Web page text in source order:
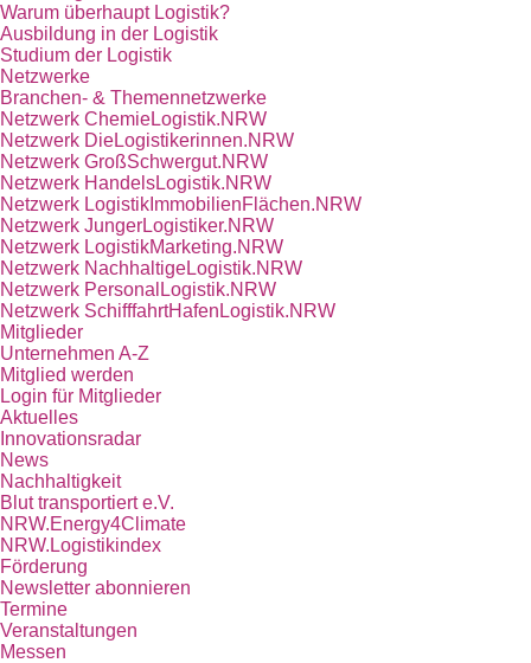
Warum überhaupt Logistik?
Ausbildung in der Logistik
Studium der Logistik
Netzwerke
Branchen- & Themennetzwerke
Netzwerk ChemieLogistik.NRW
Netzwerk DieLogistikerinnen.NRW
Netzwerk GroßSchwergut.NRW
Netzwerk HandelsLogistik.NRW
Netzwerk LogistikImmobilienFlächen.NRW
Netzwerk JungerLogistiker.NRW
Netzwerk LogistikMarketing.NRW
Netzwerk NachhaltigeLogistik.NRW
Netzwerk PersonalLogistik.NRW
Netzwerk SchifffahrtHafenLogistik.NRW
Mitglieder
Unternehmen A-Z
Mitglied werden
Login für Mitglieder
Aktuelles
Innovationsradar
News
Nachhaltigkeit
Blut transportiert e.V.
NRW.Energy4Climate
NRW.Logistikindex
Förderung
Newsletter abonnieren
Termine
Veranstaltungen
Messen